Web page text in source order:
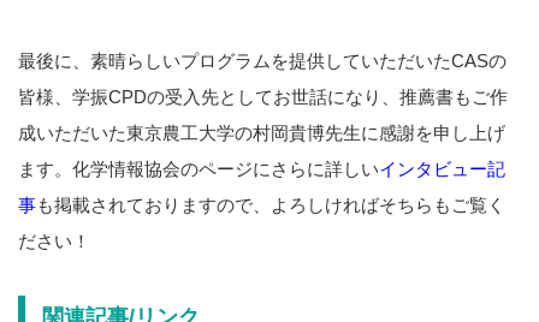
最後に、素晴らしいプログラムを提供していただいたCASの
皆様、学振CPDの受入先としてお世話になり、推薦書もご作
成いただいた東京農工大学の村岡貴博先生に感謝を申し上げ
ます。化学情報協会のページにさらに詳しいインタビュー記
事も掲載されておりますので、よろしければそちらもご覧く
ださい！